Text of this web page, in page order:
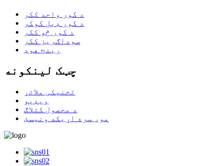
د کور واحد ککر
د کور ډبل کوکر
د کور څو ککر
سوداګریز ککر
رینج هوډ
چټک لینکونه
تخنیکی ملاتړ
ویډیو
د محصول کتلاګ
موږ سره اړیکه ونیسئ